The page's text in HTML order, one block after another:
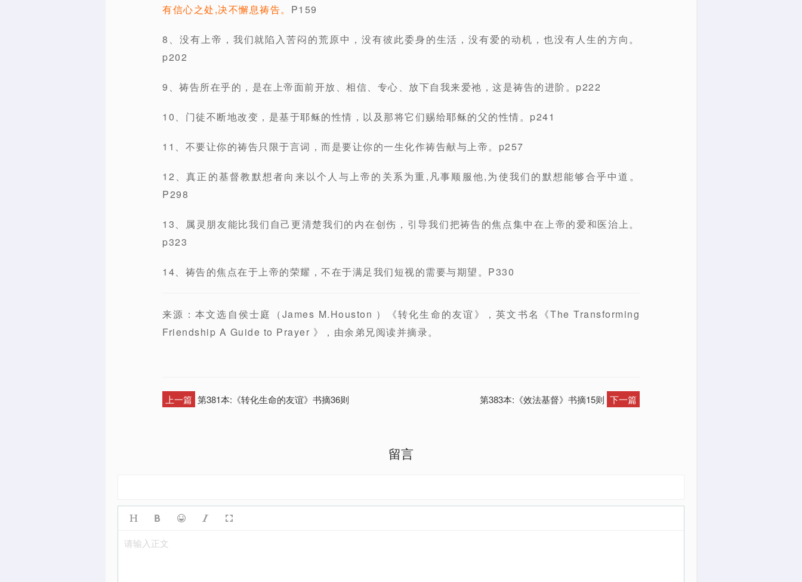
有信心之处,决不懈息祷告。 P159
8、没有上帝，我们就陷入苦闷的荒原中，没有彼此委身的生活，没有爱的动机，也没有人生的方向。
p202
9、祷告所在乎的，是在上帝面前开放、相信、专心、放下自我来爱祂，这是祷告的进阶。p222
10、门徒不断地改变，是基于耶稣的性情，以及那将它们赐给耶稣的父的性情。p241
11、不要让你的祷告只限于言词，而是要让你的一生化作祷告献与上帝。p257
12、真正的基督教默想者向来以个人与上帝的关系为重,凡事顺服他,为使我们的默想能够合乎中道。
P298
13、属灵朋友能比我们自己更清楚我们的内在创伤，引导我们把祷告的焦点集中在上帝的爱和医治上。
p323
14、祷告的焦点在于上帝的荣耀，不在于满足我们短视的需要与期望。P330
来源：本文选自侯士庭（James M.Houston ）《转化生命的友谊》，英文书名《The Transforming
Friendship A Guide to Prayer 》，由余弟兄阅读并摘录。
上一篇 第381本:《转化生命的友谊》书摘36则 第383本:《效法基督》书摘15则 下一篇
留言
请输入正文